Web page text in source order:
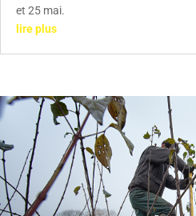
et 25 mai.
lire plus